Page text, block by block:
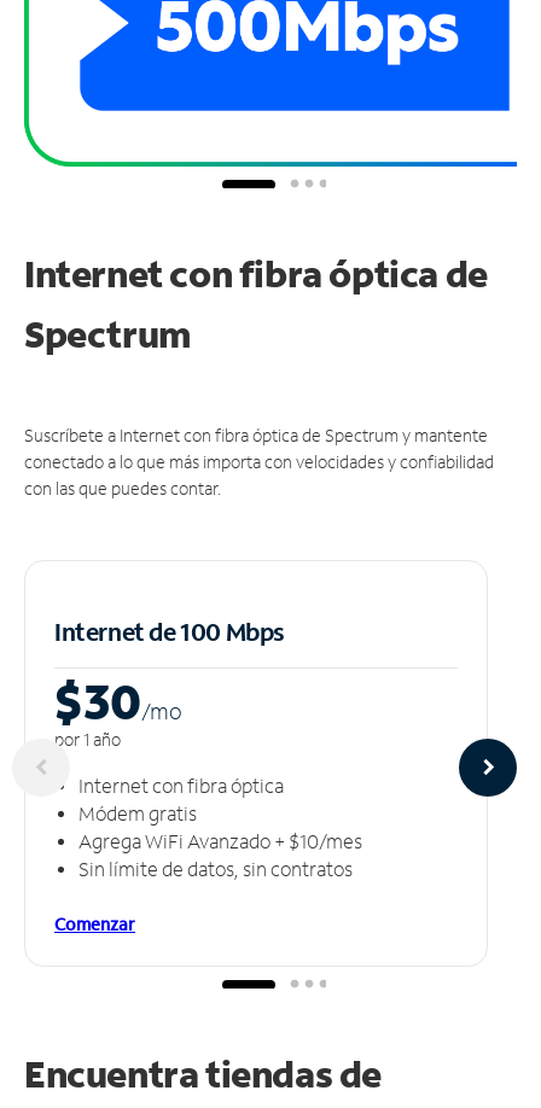
Internet con fibra óptica de
Spectrum
Suscríbete a Internet con fibra óptica de Spectrum y mantente
conectado a lo que más importa con velocidades y confiabilidad
con las que puedes contar.
Internet de 100 Mbps
$30/mo
por 1 año
Internet con fibra óptica
Módem gratis
Agrega WiFi Avanzado + $10/mes
Sin límite de datos, sin contratos
Comenzar
Encuentra tiendas de